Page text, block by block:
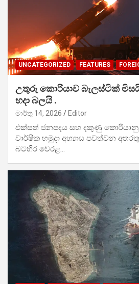
UNCATEGORIZED FEATURES
උතුරු කොරියාව බැලස්ටික්
හදා බලයි .
මාර්තු 14, 2026 Editor
එක්සත් ජනපදය සහ දකුණු කොරියානු
වාර්ෂික හමුදා අභ්‍යාස පවත්වන
බටහිර වෙරළ…